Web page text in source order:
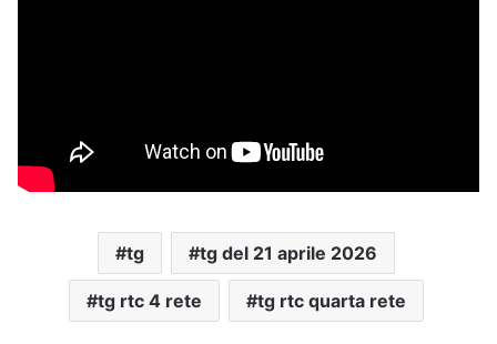
tg tg del 21 aprile 2026
tg rtc 4 rete tg rtc quarta rete